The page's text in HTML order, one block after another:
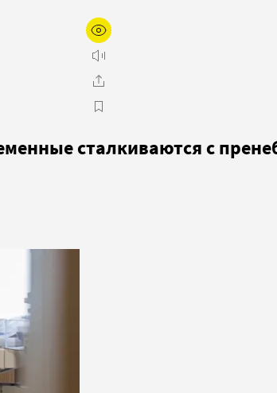
сталкиваются с